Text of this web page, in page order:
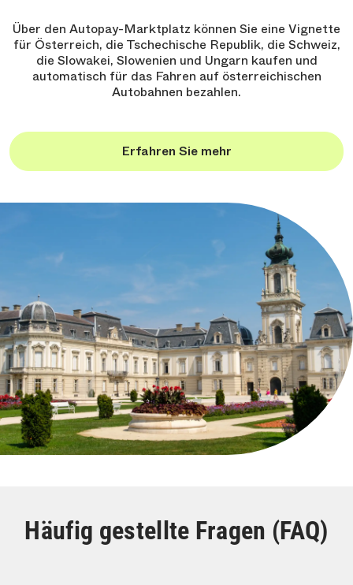
Über den Autopay-Marktplatz können Sie eine Vignette
für Österreich, die Tschechische Republik, die Schweiz,
die Slowakei, Slowenien und Ungarn kaufen und
automatisch für das Fahren auf österreichischen
Autobahnen bezahlen.
Erfahren Sie mehr
Häufig gestellte Fragen (FAQ)